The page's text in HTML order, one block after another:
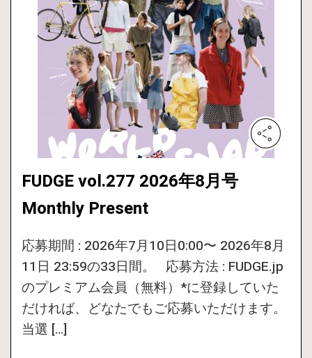
FUDGE vol.277 2026年8月号
Monthly Present
応募期間 : 2026年7月10日0:00〜 2026年8月
11日 23:59の33日間。 応募方法 : FUDGE.jp
のプレミアム会員（無料）*に登録していた
だければ、どなたでもご応募いただけます。
当選 […]